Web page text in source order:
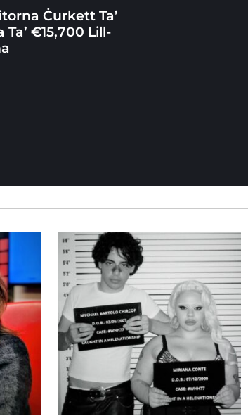
Ċurkett Ta’
€15,700 Lill-